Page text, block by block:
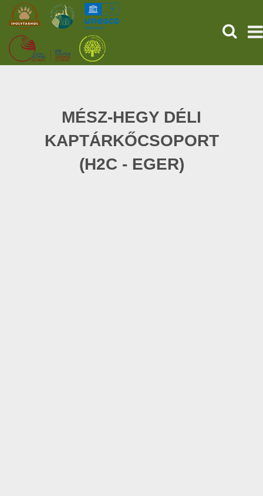
STAROVEKÉ POMPEJE
SLUŽBY
UDALOSTI (HU)
HĽADAŤ
MÉSZ-HEGY DÉLI
KAPTÁRKŐCSOPORT
(H2C - EGER)